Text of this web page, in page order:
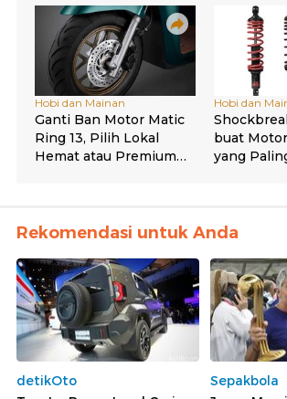
Rekomendasi untuk Anda
detikOto
Sepakbola